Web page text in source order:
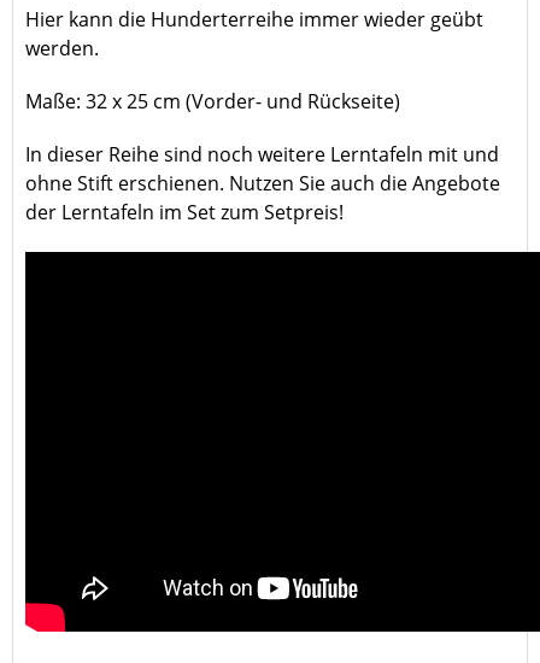
Hier kann die Hunderterreihe immer wieder geübt
werden.
Maße: 32 x 25 cm (Vorder- und Rückseite)
In dieser Reihe sind noch weitere Lerntafeln mit und
ohne Stift erschienen. Nutzen Sie auch die Angebote
der Lerntafeln im Set zum Setpreis!